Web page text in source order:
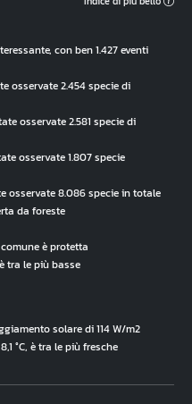
con ben 1.427 eventi
osservate 2.454 specie di
osservate 2.581 specie di
osservate 1.807 specie
osservate 8.086 specie in totale
da foreste
è protetta
tra le più basse
solare di 114 W/m2
°C, è tra le più fresche